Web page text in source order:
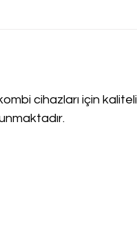
cihazları için kaliteli